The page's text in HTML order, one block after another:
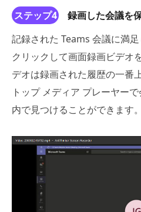
ステップ4
録画した会議を
記録された Teams 会議に満足
クリックして画面録画ビデオ
デオは録画された履歴の一番
トップ メディア プレーヤー
内で見つけることができます。